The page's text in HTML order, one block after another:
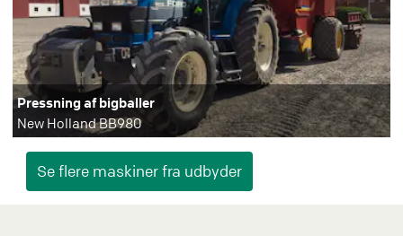
Pressning af bigballer
New Holland BB980